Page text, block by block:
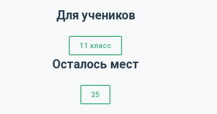
Для учеников
11 класс
Осталось мест
25